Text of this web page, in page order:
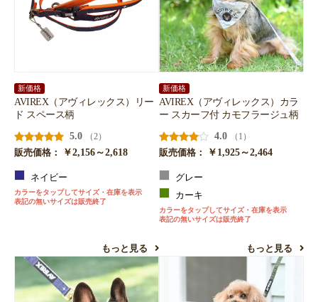
新価格
AVIREX（アヴィレックス）リー
ド スペース柄
5.0
（2）
販売価格：
￥2,156～2,618
ネイビー
カラーをタップしてサイズ・在庫を表示
表記の無いサイズは販売終了
もっと見る
新価格
AVIREX（アヴィレックス）カラ
ー スカーフ付 カモフラージュ柄
4.0
（1）
販売価格：
￥1,925～2,464
グレー
カーキ
カラーをタップしてサイズ・在庫を表示
表記の無いサイズは販売終了
もっと見る